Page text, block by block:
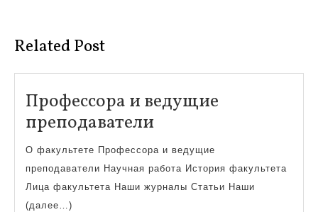
Related Post
Профессора и ведущие
преподаватели
и
ведущие
преподаватели
О факультете Профессора и ведущие
преподаватели Научная работа История факультета
Лица факультета Наши журналы Статьи Наши
(далее…)